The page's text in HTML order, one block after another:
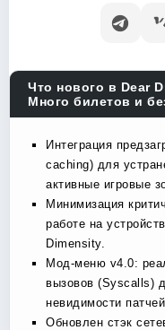
Что нового в Dear
Много билетов и
Интеграция
caching) для
активные игровые
Минимизация
работе на
Dimensity.
Мод-меню v4.0:
вызовов (Syscalls)
невидимости
Обновлен стэк